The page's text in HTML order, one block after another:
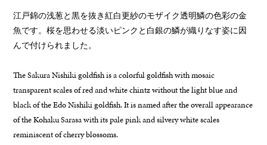
江戸錦の浅葱と黒を抜き紅白更紗のモザイク透明鱗の色彩の金
魚です。桜を思わせる淡いピンクと白銀の鱗が織りなす姿に因
んで付けられました。
The Sakura Nishiki goldfish is a colorful goldfish with mosaic
transparent scales of red and white chintz without the light blue and
black of the Edo Nishiki goldfish. It is named after the overall appearance
of the Kohaku Sarasa with its pale pink and silvery white scales
reminiscent of cherry blossoms.